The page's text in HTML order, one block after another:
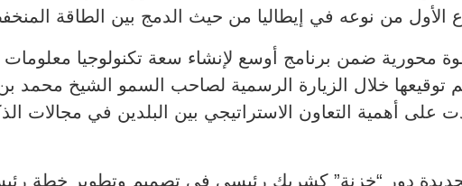
الأول من نوعه في إيطاليا من حيث الدمج بين الطاقة
توقيعها خلال الزيارة الرسمية لصاحب السمو الشيخ محمد بن
على أهمية التعاون الاستراتيجي بين البلدين في مجالات